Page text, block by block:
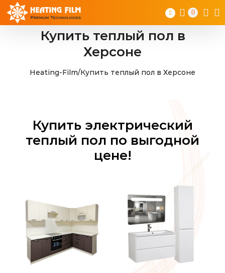
Skip
0
Купить теплый пол в
Херсоне
Heating-Film/Купить теплый пол в Херсоне
Купить электрический
теплый пол по выгодной
цене!